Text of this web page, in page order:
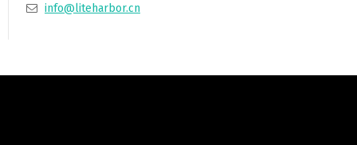
info@liteharbor.cn